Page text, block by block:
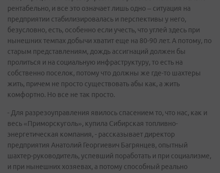
рентабельно, и все это означает лишь одно – ситуация на
предприятии стабилизировалась и перспективы у него,
безусловно, есть, особенно если учесть, что углей здесь при
нынешних темпах добычи хватит еще на 80-90 лет. А потому, по
старым представлениям, дождь ассигнаций должен бы
пролиться и на социальную инфраструктуру, то есть на
собственно поселок, потому что должны же где-то шахтеры
жить, причем не просто существовать абы как, а жить
комфортно. Но все не так просто.
- Для разрезоуправления явилось спасением то, что нас, как и
весь «Приморскуголь», купила Сибирская топливно-
энергетическая компания, - рассказывает директор
предприятия Анатолий Георгиевич Багрянцев, опытный
шахтер-руководитель, успевший поработать и при социализме,
и при нынешних хозяевах, а потому способный реально